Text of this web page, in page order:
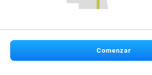
Comenzar